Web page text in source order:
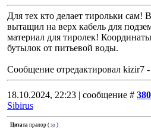
Для тех кто делает тирольки сам!
вытащил на верх кабель для
материал для тиролек!
бутылок от питьевой воды.
Сообщение отредактировал kizir7 -
18.10.2024, 22:23 | сообщение # 380
Sibirus
Цитата прапор ( )